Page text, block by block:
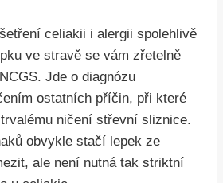
celiakii i alergii spolehlivě
ve stravě se vám zřetelně
Jde o diagnózu
ostatních příčin, při které
ničení střevní sliznice.
obvykle stačí lepek ze
ale není nutná tak striktní